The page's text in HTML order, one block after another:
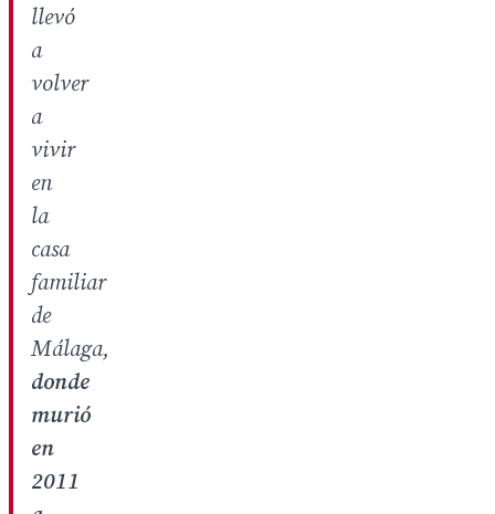
llevó
a
volver
a
vivir
en
la
casa
familiar
de
Málaga,
donde
murió
en
2011